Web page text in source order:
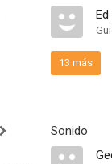
13 más
Sonido